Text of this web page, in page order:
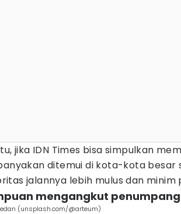
jika IDN Times bisa simpulkan
ditemui di kota-kota besar
jalannya lebih mulus dan minim
mengangkut
(unsplash.com/@arteum)